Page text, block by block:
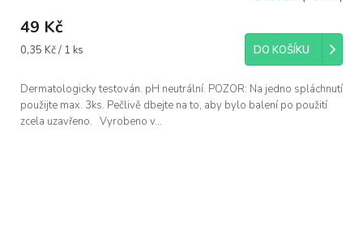
49 Kč
Měrná
0,35 Kč / 1 ks DO KOŠÍKU
Dermatologicky testován. pH neutrální. POZOR: Na jedno spláchnutí
použijte max. 3ks. Pečlivě dbejte na to, aby bylo balení po použití
zcela uzavřeno. Vyrobeno v...